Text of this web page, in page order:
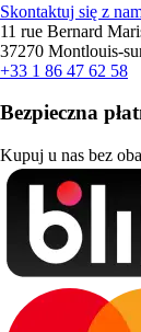
Skontaktuj się z
11 rue Bernard
37270 Montlouis-
+33 1 86 47 62 58
Bezpieczna
Kupuj u nas bez